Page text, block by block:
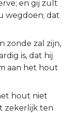
en gij zult
wegdoen; dat
zonde zal zijn,
is, dat hij
aan het hout
hout niet
zekerlijk ten